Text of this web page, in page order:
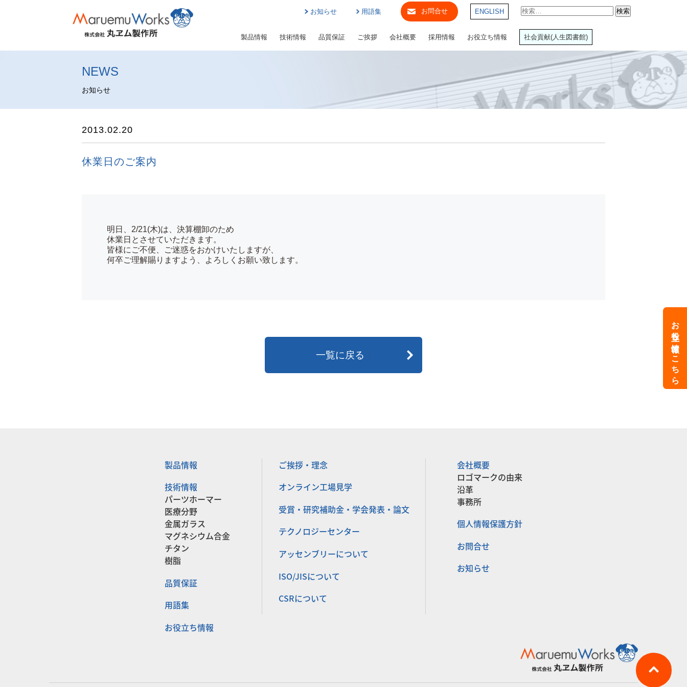
お知らせ 用語集 お問合せ ENGLISH
検
索:
製品情報 技術情報 品質保証 ご挨拶 会社概要 採用情報 お役立ち情報 社会貢献(人生図書館)
お役立ち情報はこちら
NEWS
お知らせ
2013.02.20
休業日のご案内
明日、2/21(木)は、決算棚卸のため
休業日とさせていただきます。
皆様にご不便、ご迷惑をおかけいたしますが、
何卒ご理解賜りますよう、よろしくお願い致します。
一覧に戻る
製品情報
技術情報
パーツホーマー
医療分野
金属ガラス
マグネシウム合金
チタン
樹脂
品質保証
用語集
お役立ち情報
ご挨拶・理念
オンライン工場見学
受賞・研究補助金・学会発表・論文
テクノロジーセンター
アッセンブリーについて
ISO/JISについて
CSRについて
会社概要
ロゴマークの由来
沿革
事務所
個人情報保護方針
お問合せ
お知らせ